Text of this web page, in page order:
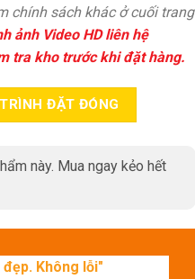
chính sách khác ở cuối trang
ảnh Video HD liên hệ
tra kho trước khi đặt hàng.
ĐẶT ĐÓNG
này. Mua ngay kẻo hết
đẹp. Không lỗi"